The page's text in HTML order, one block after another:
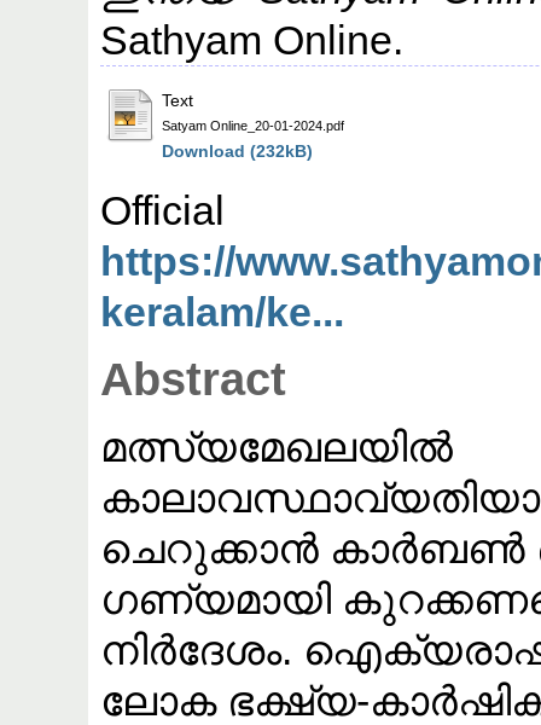
Sathyam Online.
Text
Satyam Online_20-01-2024.pdf
Download (232kB)
https://
keralam/ke...
Abstract
മത്സ്യമേഖലയിൽ
ചെറുക്കാൻ
ഗണ്യമായി
നിർദേശം.
ലോക ഭക്ഷ്യ-